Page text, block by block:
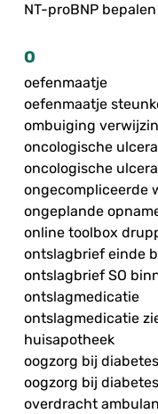
NT-proBNP bepalen
O
oefenmaatje
oefenmaatje
ombuiging
oncologische ulcera
oncologische
ongecompliceerde
ongeplande
online toolbox
ontslagbrief einde
ontslagbrief SO
ontslagmedicatie
ontslagmedicatie
huisapotheek
oogzorg bij diabetes
oogzorg bij
overdracht